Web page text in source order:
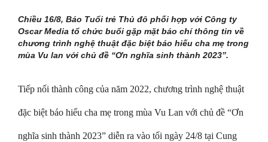
Chiều 16/8, Báo Tuổi trẻ Thủ đô phối hợp với Công ty
Oscar Media tổ chức buổi gặp mặt báo chí thông tin về
chương trình nghệ thuật đặc biệt báo hiếu cha mẹ trong
mùa Vu lan với chủ đề “Ơn nghĩa sinh thành 2023”.
Tiếp nối thành công của năm 2022, chương trình nghệ thuật
đặc biệt báo hiếu cha mẹ trong mùa Vu Lan với chủ đề “Ơn
nghĩa sinh thành 2023” diễn ra vào tối ngày 24/8 tại Cung